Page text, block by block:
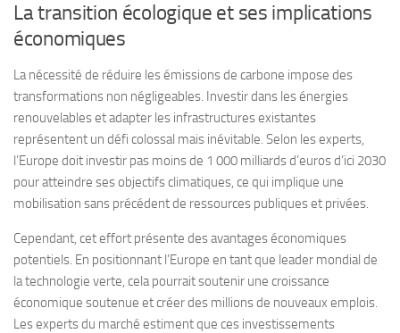
La transition écologique et ses implications
économiques
La nécessité de réduire les émissions de carbone impose des
transformations non négligeables. Investir dans les énergies
renouvelables et adapter les infrastructures existantes
représentent un défi colossal mais inévitable. Selon les experts,
l’Europe doit investir pas moins de 1 000 milliards d’euros d’ici 2030
pour atteindre ses objectifs climatiques, ce qui implique une
mobilisation sans précédent de ressources publiques et privées.
Cependant, cet effort présente des avantages économiques
potentiels. En positionnant l’Europe en tant que leader mondial de
la technologie verte, cela pourrait soutenir une croissance
économique soutenue et créer des millions de nouveaux emplois.
Les experts du marché estiment que ces investissements